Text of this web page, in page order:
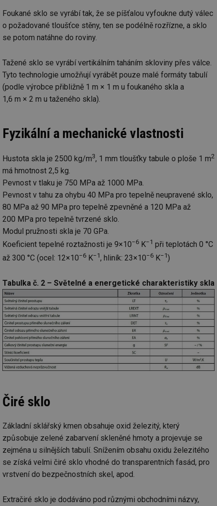
Foukané sklo se vyrábí tak, že se píšťalou vyfoukne dutý válec
o požadované tloušťce stěny, ten se podélně rozřízne, a sklo
se potom natáhne do roviny.
Tažené sklo se vyrábí vertikálním taháním skloviny přes válce.
Tyto technologie umožňují vyrábět pouze malé formáty tabulí
(podle výrobce přibližně 1 m × 1 m u foukaného skla a
1,6 m × 2 m u taženého skla).
Fyzikální a mechanické vlastnosti
Hustota skla je 2500 kg/m3, 1 mm tloušťky tabule o ploše 1 m2
má hmotnost 2,5 kg.
Pevnost v tlaku je 750 MPa až 1000 MPa.
Pevnost v tahu za ohybu 40 MPa pro tepelně neupravené sklo,
80 MPa až 90 MPa pro tepelně zpevněné a 120 MPa až
200 MPa pro tepelně tvrzené sklo.
Modul pružnosti skla je 70 GPa.
Koeficient tepelné roztažnosti je 9×10−6 K−1 při teplotách 0 °C
až 300 °C (ocel: 12×10−6 K−1, hliník: 23×10−6 K−1)
Tabulka č. 2 – Světelné a energetické charakteristiky skla
Čiré sklo
Základní sklářský kmen obsahuje oxid železitý, který
způsobuje zelené zabarvení skleněné hmoty a projevuje se
zejména u silnějších tabulí. Snížením obsahu oxidu železitého
se získá velmi čiré sklo vhodné do transparentních fasád, pro
vrstvení do bezpečnostních skel, apod.
Extračiré sklo je dodáváno pod různými obchodními názvy,